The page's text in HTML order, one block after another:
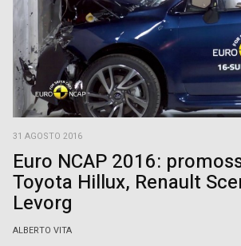
31 AGOSTO 2016
Euro NCAP 2016:
Toyota Hillux, Renault
Levorg
ALBERTO VITA